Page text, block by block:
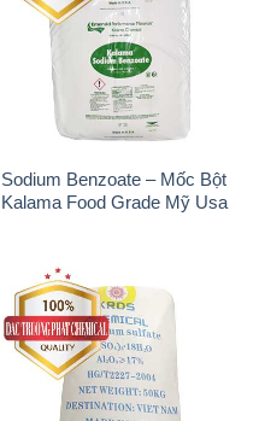
Sodium Benzoate – Mốc Bột
Kalama Food Grade Mỹ Usa